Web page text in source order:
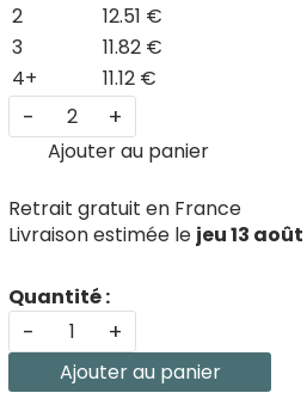
2
12.51 €
3
11.82 €
4+
11.12 €
- +
Ajouter au panier
Retrait gratuit en France
Livraison estimée le jeu 13 août
Quantité :
- +
Ajouter au panier